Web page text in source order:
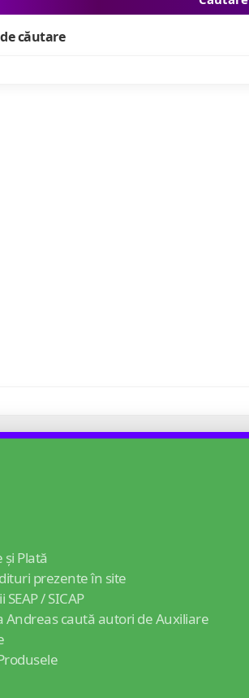
căutare
și Plată
prezente în site
SEAP / SICAP
Andreas caută autori de Auxiliare